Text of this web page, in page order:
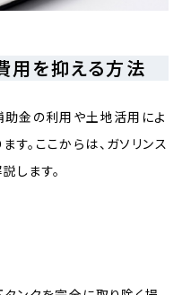
用を抑える方法
助金の利用や土地活用によ
。ここからは、ガソリンス
します。